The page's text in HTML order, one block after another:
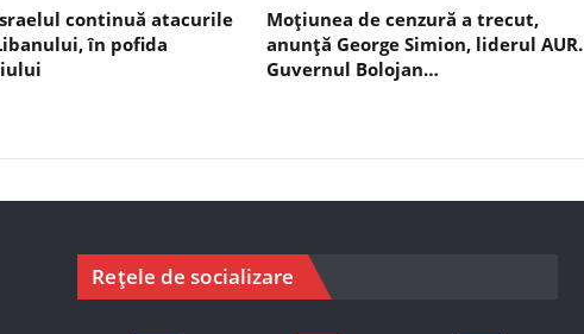
continuă atacurile
în pofida
Moțiunea de cenzură a trecut,
anunță George Simion, liderul AUR.
Guvernul Bolojan…
Rețele de socializare